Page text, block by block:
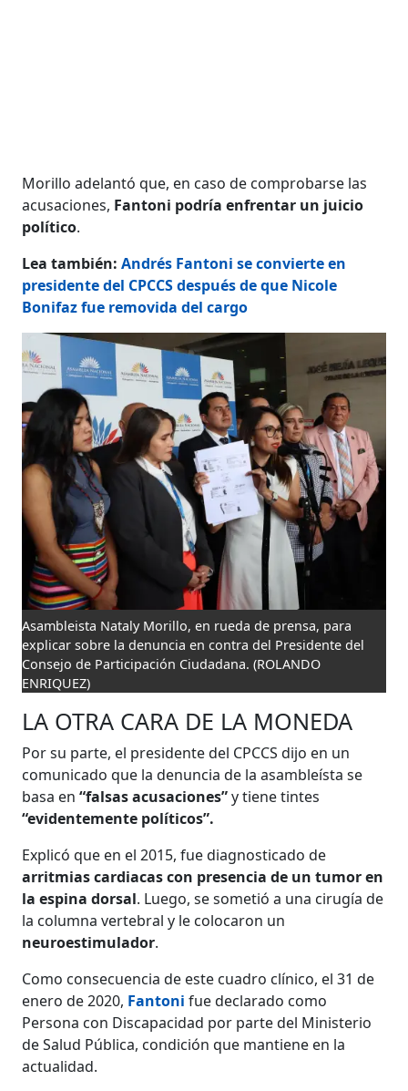
Morillo adelantó que, en caso de comprobarse las
acusaciones, Fantoni podría enfrentar un juicio
político.
Lea también:Andrés Fantoni se convierte en
presidente del CPCCS después de que Nicole
Bonifaz fue removida del cargo
Asambleista Nataly Morillo, en rueda de prensa, para
explicar sobre la denuncia en contra del Presidente del
Consejo de Participación Ciudadana.(ROLANDO
ENRIQUEZ)
LA OTRA CARA DE LA MONEDA
Por su parte, el presidente del CPCCS dijo en un
comunicado que la denuncia de la asambleísta se
basa en“falsas acusaciones”y tiene tintes
“evidentemente políticos”.
Explicó que en el 2015, fue diagnosticado de
arritmias cardiacas con presencia de un tumor en
la espina dorsal. Luego, se sometió a una cirugía de
la columna vertebral y le colocaron un
neuroestimulador.
Como consecuencia de este cuadro clínico, el 31 de
enero de 2020, Fantoni fue declarado como
Persona con Discapacidad por parte del Ministerio
de Salud Pública, condición que mantiene en la
actualidad.